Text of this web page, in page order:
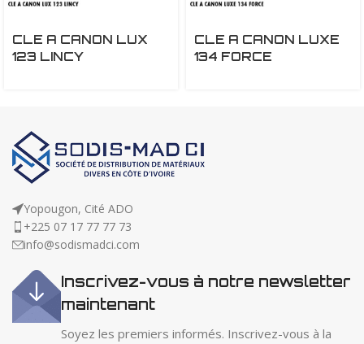
CLE A CANON LUX
123 LINCY
CLE A CANON LUXE
134 FORCE
Yopougon, Cité ADO
+225 07 17 77 77 73
info@sodismadci.com
Inscrivez-vous à notre newsletter
maintenant
Soyez les premiers informés. Inscrivez-vous à la